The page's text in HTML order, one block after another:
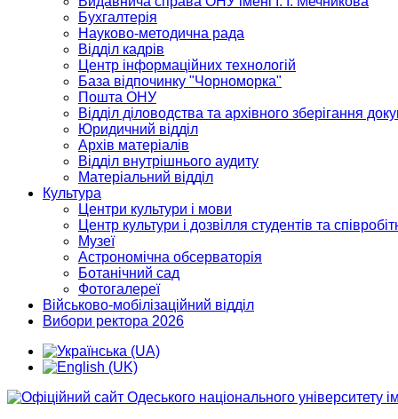
Бухгалтерія
Науково-методична рада
Відділ кадрів
Центр інформаційних технологій
База відпочинку "Чорноморка"
Пошта ОНУ
Відділ діловодства та архівного зберігання
Юридичний відділ
Архів матеріалів
Відділ внутрішнього аудиту
Матеріальний відділ
Культура
Центри культури і мови
Центр культури і дозвілля студентів та
Музеї
Астрономічна обсерваторія
Ботанічний сад
Фотогалереї
Військово-мобілізаційний відділ
Вибори ректора 2026